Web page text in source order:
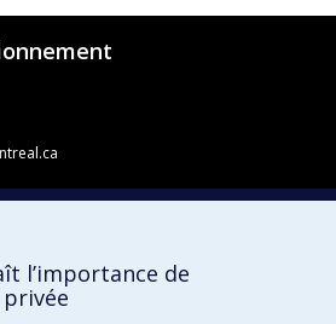
villel’importance de